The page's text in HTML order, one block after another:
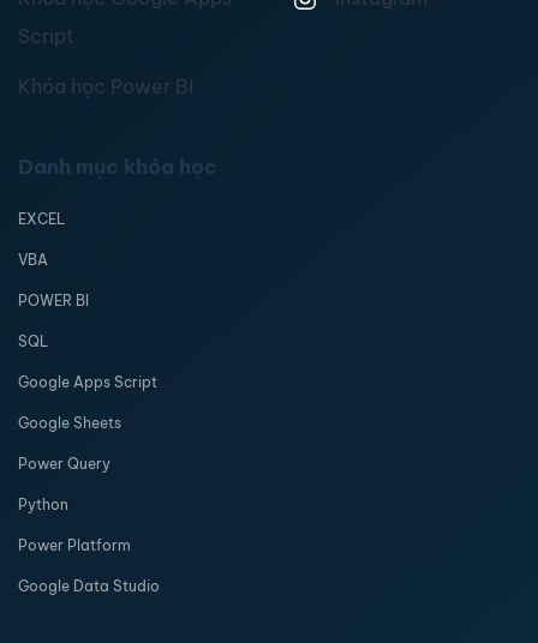
Script
Khóa học Power BI
Danh mục khóa học
EXCEL
VBA
POWER BI
SQL
Google Apps Script
Google Sheets
Power Query
Python
Power Platform
Google Data Studio